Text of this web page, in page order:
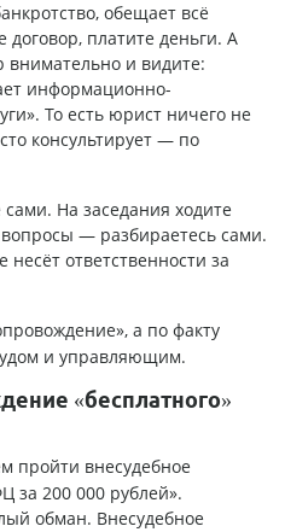
обещает всё
договор, платите деньги. А
внимательно и видите:
информационно-
То есть юрист ничего не
консультирует — по
На заседания ходите
— разбираетесь сами.
ответственности за
а по факту
и управляющим.
«бесплатного»
пройти внесудебное
за 200 000 рублей».
обман. Внесудебное